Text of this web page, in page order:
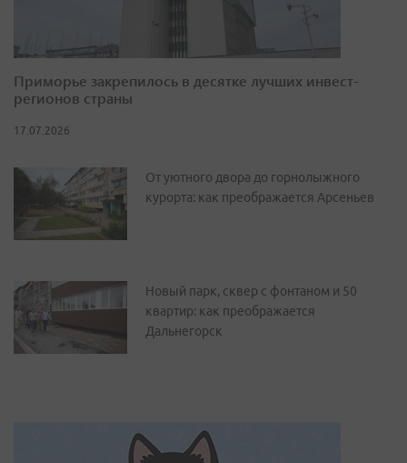
Приморье закрепилось в десятке лучших инвест-
регионов страны
17.07.2026
От уютного двора до горнолыжного
курорта: как преображается Арсеньев
Новый парк, сквер с фонтаном и 50
квартир: как преображается
Дальнегорск